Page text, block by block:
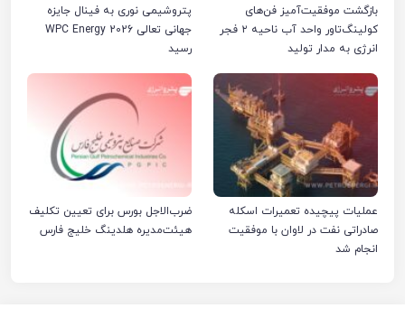
بازگشت موفقیت‌آمیز فن‌های
کولینگ‌تاور واحد آب ناحیه ۲ فجر
انرژی به مدار تولید
پتروشیمی نوری به فینال جایزه
جهانی تعالی WPC Energy 2026
رسید
عملیات پیچیده تعمیرات اسکله
صادراتی نفت در لاوان با موفقیت
انجام شد
ضرب‌الاجل بورس برای تعیین تکلیف
هیئت‌مدیره هلدینگ خلیج فارس